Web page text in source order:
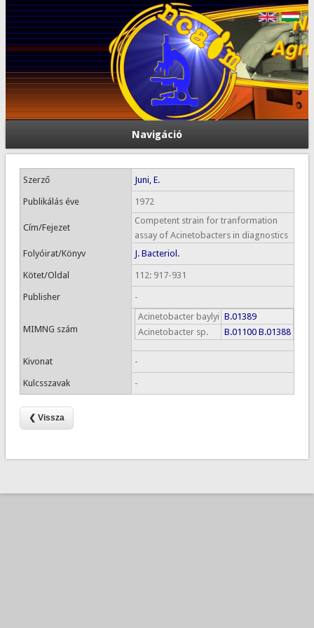
Navigáció
Szerző Juni, E.
Publikálás éve 1972
Cím/Fejezet
Competent strain for tranformation
assay of Acinetobacters in diagnostics
Folyóirat/Könyv
J. Bacteriol.
Kötet/Oldal 112: 917-931
Publisher -
MIMNG szám
Acinetobacter baylyi B.01389
Acinetobacter sp.
B.01100 B.01388
Kivonat -
Kulcsszavak -